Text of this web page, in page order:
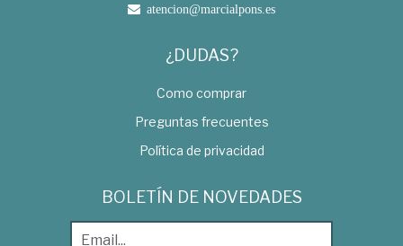
atencion@marcialpons.es
¿DUDAS?
Como comprar
Preguntas frecuentes
Política de privacidad
BOLETÍN DE NOVEDADES